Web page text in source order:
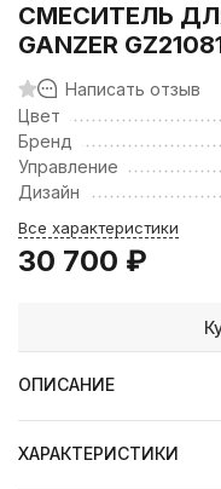
СМЕСИТЕЛЬ
GANZER
Написать отзыв
Цвет
Бренд
Управление
Дизайн
Все характеристики
30 700 ₽
ОПИСАНИЕ
ХАРАКТЕРИСТИКИ